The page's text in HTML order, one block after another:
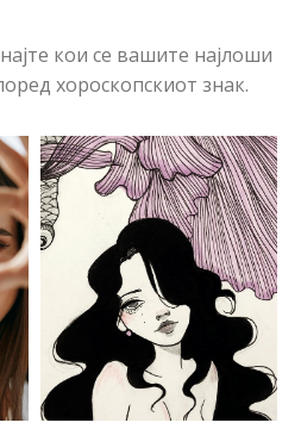
кои се вашите најлоши
хороскопскиот знак.